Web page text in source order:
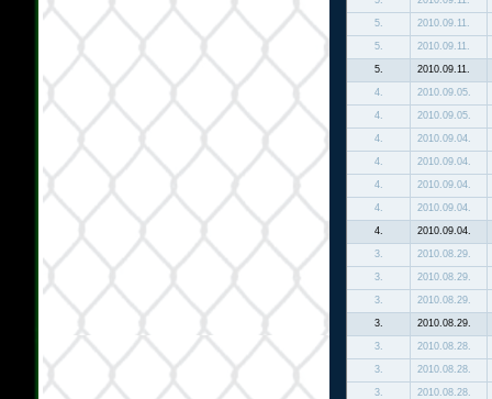
5. 2010.09.11.
5. 2010.09.11.
5. 2010.09.11.
4. 2010.09.05.
4. 2010.09.05.
4. 2010.09.04.
4. 2010.09.04.
4. 2010.09.04.
4. 2010.09.04.
4. 2010.09.04.
3. 2010.08.29.
3. 2010.08.29.
3. 2010.08.29.
3. 2010.08.29.
3. 2010.08.28.
3. 2010.08.28.
3. 2010.08.28.